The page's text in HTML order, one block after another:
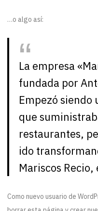
…o algo así:
La empresa
fundada por
Empezó siendo
que
restaurantes,
ido
Mariscos
Como nuevo usuario de